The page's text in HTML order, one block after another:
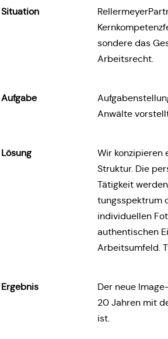
Situa­ti­on
son­de­re das
Arbeitsrecht.
Aufgabe
Anwälte
Lösung
Wir kon­zi­pie­ren
Struk­tur. Die
Tätig­keit
tungs­spek­trum
indi­vi­du­el­len
authen­ti­schen
Arbeits­um­feld.
Ergeb­nis
Der neue
20 Jahren mit
ist.